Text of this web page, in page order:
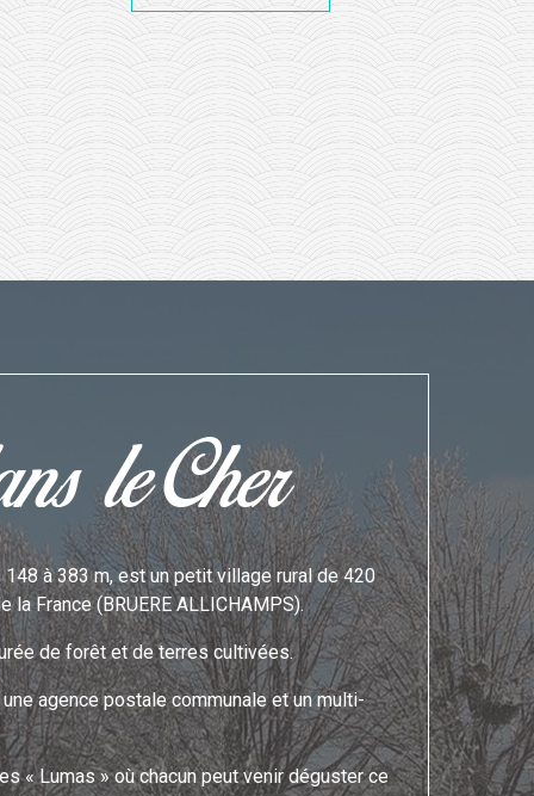
le Cher
à 383 m, est un petit village rural de 420
France (BRUERE ALLICHAMPS).
de forêt et de terres cultivées.
agence postale communale et un multi-
« Lumas » où chacun peut venir déguster ce